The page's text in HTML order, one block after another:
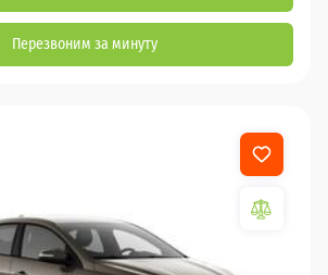
Перезвоним за минуту